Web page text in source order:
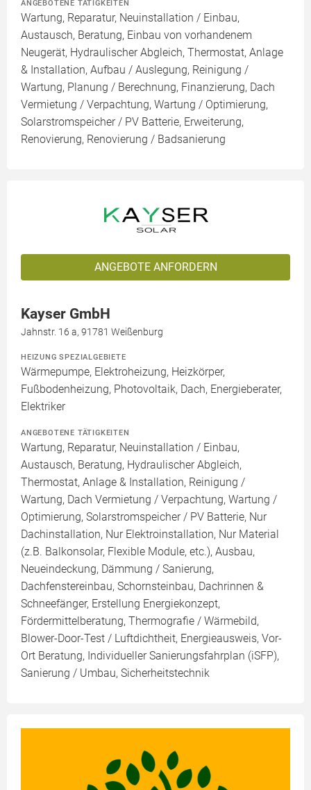
ANGEBOTENE TÄTIGKEITEN
Wartung, Reparatur, Neuinstallation / Einbau,
Austausch, Beratung, Einbau von vorhandenem
Neugerät, Hydraulischer Abgleich, Thermostat, Anlage
& Installation, Aufbau / Auslegung, Reinigung /
Wartung, Planung / Berechnung, Finanzierung, Dach
Vermietung / Verpachtung, Wartung / Optimierung,
Solarstromspeicher / PV Batterie, Erweiterung,
Renovierung, Renovierung / Badsanierung
ANGEBOTE ANFORDERN
Kayser GmbH
Jahnstr. 16 a, 91781 Weißenburg
HEIZUNG SPEZIALGEBIETE
Wärmepumpe, Elektroheizung, Heizkörper,
Fußbodenheizung, Photovoltaik, Dach, Energieberater,
Elektriker
ANGEBOTENE TÄTIGKEITEN
Wartung, Reparatur, Neuinstallation / Einbau,
Austausch, Beratung, Hydraulischer Abgleich,
Thermostat, Anlage & Installation, Reinigung /
Wartung, Dach Vermietung / Verpachtung, Wartung /
Optimierung, Solarstromspeicher / PV Batterie, Nur
Dachinstallation, Nur Elektroinstallation, Nur Material
(z.B. Balkonsolar, Flexible Module, etc.), Ausbau,
Neueindeckung, Dämmung / Sanierung,
Dachfenstereinbau, Schornsteinbau, Dachrinnen &
Schneefänger, Erstellung Energiekonzept,
Fördermittelberatung, Thermografie / Wärmebild,
Blower-Door-Test / Luftdichtheit, Energieausweis, Vor-
Ort Beratung, Individueller Sanierungsfahrplan (iSFP),
Sanierung / Umbau, Sicherheitstechnik